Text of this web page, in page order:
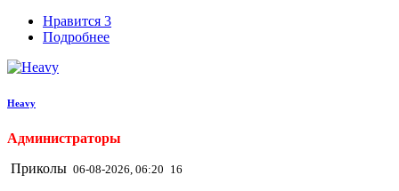
Нравится 3
Подробнее
Heavy
Администраторы
Приколы 06-08-2026, 06:20 16